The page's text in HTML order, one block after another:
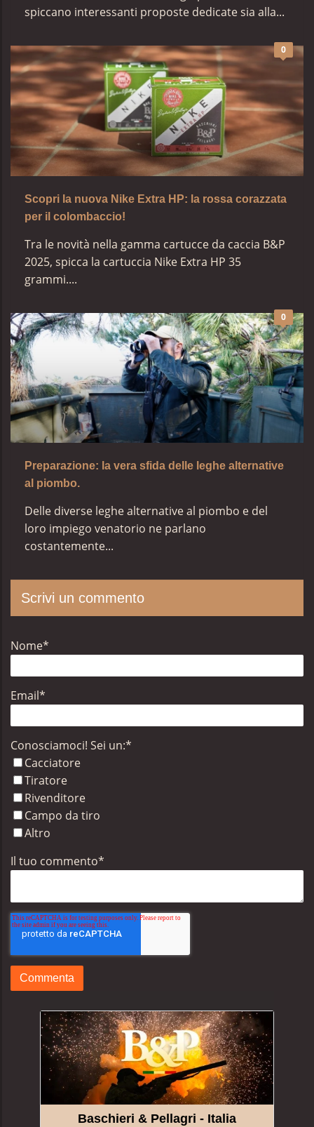
spiccano interessanti proposte dedicate sia alla...
0
Scopri la nuova Nike Extra HP: la rossa corazzata
per il colombaccio!
Tra le novità nella gamma cartucce da caccia B&P
2025, spicca la cartuccia Nike Extra HP 35
grammi....
0
Preparazione: la vera sfida delle leghe alternative
al piombo.
Delle diverse leghe alternative al piombo e del
loro impiego venatorio ne parlano
costantemente...
Scrivi un commento
Nome*
Email*
Conosciamoci! Sei un:*
Cacciatore
Tiratore
Rivenditore
Campo da tiro
Altro
Il tuo commento*
Baschieri & Pellagri - Italia